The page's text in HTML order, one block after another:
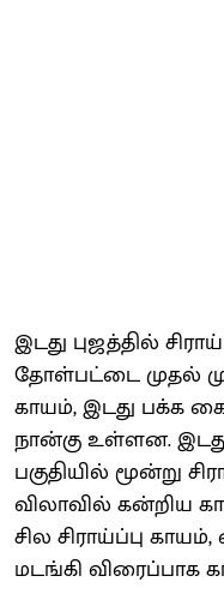
இடது புஜத்தில்
தோள்பட்டை முதல்
காயம், இடது பக்க கை
நான்கு உள்ளன.
பகுதியில் மூன்று
விலாவில் கன்றிய
சில சிராய்ப்பு
மடங்கி விரைப்பாக